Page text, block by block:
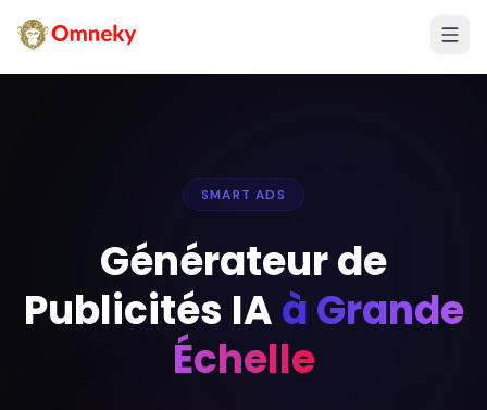
SMART ADS
Générateur de
Publicités IAà Grande
Échelle